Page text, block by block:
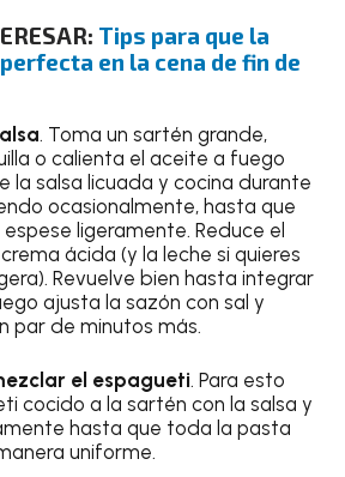
Tips para que la
en la cena de fin de
. Toma un sartén grande,
o calienta el aceite a fuego
la salsa licuada y cocina durante
ocasionalmente, hasta que
ligeramente. Reduce el
ácida (y la leche si quieres
Revuelve bien hasta integrar
ajusta la sazón con sal y
par de minutos más.
el espagueti. Para esto
cocido a la sartén con la salsa y
hasta que toda la pasta
uniforme.